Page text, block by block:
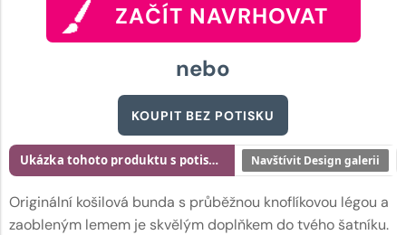
ZAČÍT NAVRHOVAT
nebo
KOUPIT BEZ POTISKU
Originální košilová bunda s průběžnou knoflíkovou légou a
zaobleným lemem je skvělým doplňkem do tvého šatníku.
Ukázka tohoto produktu s potiskem Navštívit Design galerii